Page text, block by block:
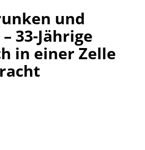
und
33-Jährige
in einer Zelle